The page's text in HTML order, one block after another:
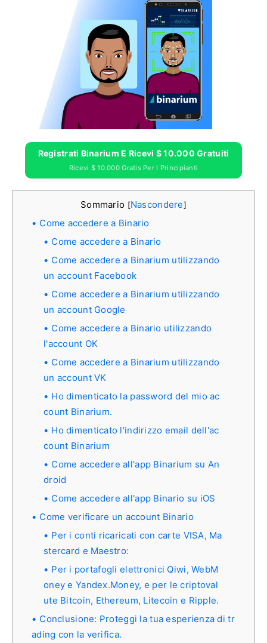
Registrati Binarium E Ricevi $ 10.000 Gratuiti
Ricevi $ 10.000 Gratis Per I Principianti
Sommario [Nascondere]
Come accedere a Binario
Come accedere a Binario
Come accedere a Binarium utilizzando
un account Facebook
Come accedere a Binarium utilizzando
un account Google
Come accedere a Binario utilizzando
l'account OK
Come accedere a Binarium utilizzando
un account VK
Ho dimenticato la password del mio ac
count Binarium.
Ho dimenticato l'indirizzo email dell'ac
count Binarium
Come accedere all'app Binarium su An
droid
Come accedere all'app Binario su iOS
Come verificare un account Binario
Per i conti ricaricati con carte VISA, Ma
stercard e Maestro:
Per i portafogli elettronici Qiwi, WebM
oney e Yandex.Money, e per le criptoval
ute Bitcoin, Ethereum, Litecoin e Ripple.
Conclusione: Proteggi la tua esperienza di tr
ading con la verifica.